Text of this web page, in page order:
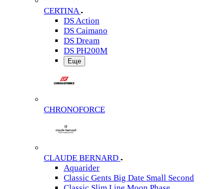
CERTINA
DS Action
DS Caimano
DS Dream
DS PH200M
Еще
CHRONOFORCE
CLAUDE BERNARD
Aquarider
Classic Gents Big Date Small Second